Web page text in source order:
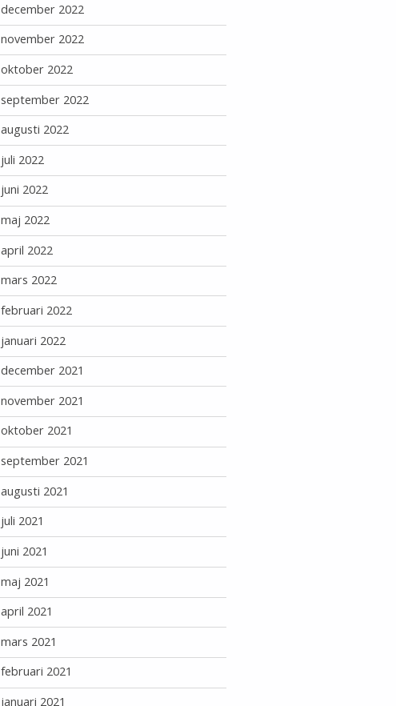
december 2022
november 2022
oktober 2022
september 2022
augusti 2022
juli 2022
juni 2022
maj 2022
april 2022
mars 2022
februari 2022
januari 2022
december 2021
november 2021
oktober 2021
september 2021
augusti 2021
juli 2021
juni 2021
maj 2021
april 2021
mars 2021
februari 2021
januari 2021